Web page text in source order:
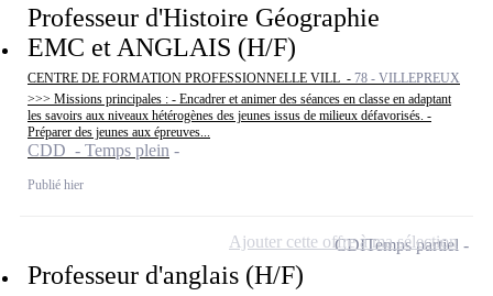
Professeur d'Histoire Géographie
EMC et ANGLAIS (H/F)
CENTRE DE FORMATION PROFESSIONNELLE VILL - 78 - VILLEPREUX
>>> Missions principales : - Encadrer et animer des séances en classe en adaptant
les savoirs aux niveaux hétérogènes des jeunes issus de milieux défavorisés. -
Préparer des jeunes aux épreuves...
CDD - Temps plein
Publié hier
Professeur d'anglais (H/F)
CDITemps partiel
Ajouter cette offre à ma sélection